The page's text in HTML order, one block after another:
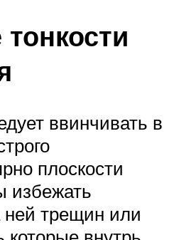
ввинчивать в
плоскости
избежать
ней трещин или